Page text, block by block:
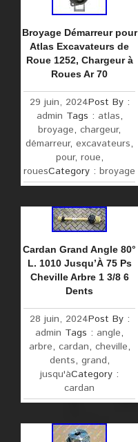
Broyage Démarreur pour
Atlas Excavateurs de
Roue 1252, Chargeur à
Roues Ar 70
29 juin, 2024Post By :
admin Tags : atlas,
broyage,chargeur,
démarreur,excavateurs,
pour, roue,
rouesCategory :broyage
Cardan Grand Angle 80°
L. 1010 Jusqu’À 75 Ps
Cheville Arbre 1 3/8 6
Dents
28 juin, 2024Post By :
admin Tags : angle,
arbre, cardan, cheville,
dents, grand,
jusqu'àCategory :
cardan